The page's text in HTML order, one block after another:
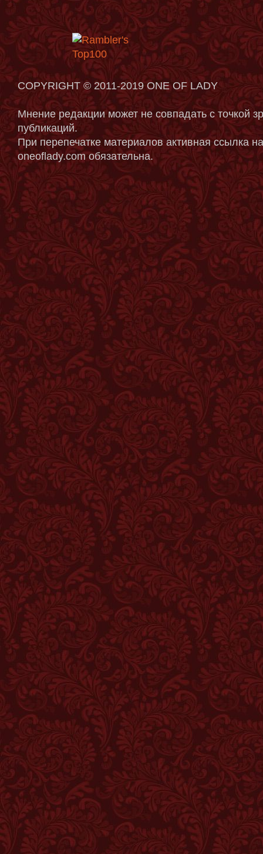
COPYRIGHT © 2011-2019 ONE OF LADY
Мнение редакции может не совпадать с точкой
публикаций.
При перепечатке материалов активная ссылка
oneoflady.com обязательна.